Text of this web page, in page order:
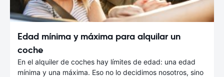
Edad mínima y máxima para alquilar un
coche
En el alquiler de coches hay límites de edad: una edad
mínima y una máxima. Eso no lo decidimos nosotros, sino